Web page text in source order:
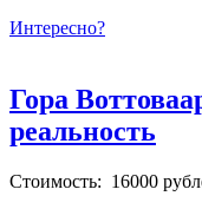
Интересно?
Гора
реальность
Стоимость: 16000